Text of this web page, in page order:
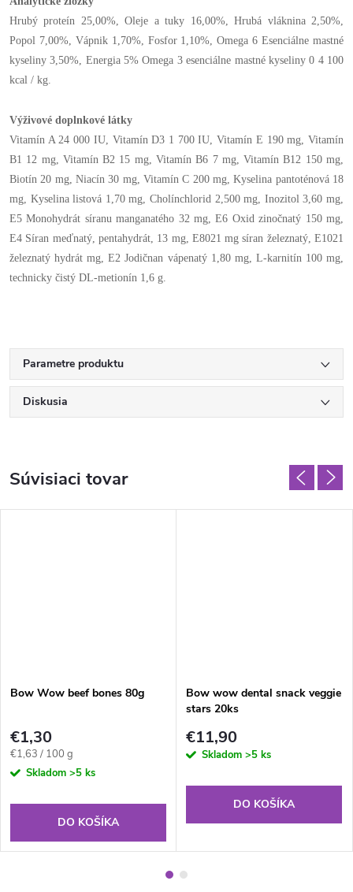
Hrubý proteín 25,00%, Oleje a tuky 16,00%, Hrubá vláknina 2,50%,
Popol 7,00%, Vápnik 1,70%, Fosfor 1,10%, Omega 6 Esenciálne mastné
kyseliny 3,50%, Energia 5% Omega 3 esenciálne mastné kyseliny 0 4 100
kcal / kg.
Výživové doplnkové látky
Vitamín A 24 000 IU, Vitamín D3 1 700 IU, Vitamín E 190 mg, Vitamín
B1 12 mg, Vitamín B2 15 mg, Vitamín B6 7 mg, Vitamín B12 150 mg,
Biotín 20 mg, Niacín 30 mg, Vitamín C 200 mg, Kyselina pantoténová 18
mg, Kyselina listová 1,70 mg, Cholínchlorid 2,500 mg, Inozitol 3,60 mg,
E5 Monohydrát síranu manganatého 32 mg, E6 Oxid zinočnatý 150 mg,
E4 Síran meďnatý, pentahydrát, 13 mg, E8021 mg síran železnatý, E1021
železnatý hydrát mg, E2 Jodičnan vápenatý 1,80 mg, L-karnitín 100 mg,
technicky čistý DL-metionín 1,6 g.
Parametre produktu
Diskusia
Súvisiaci tovar
Bow Wow beef bones 80g
€1,30
Jednotková
cena:
€1,63 / 100 g
Skladom >5 ks
DO KOŠÍKA
Bow wow dental snack veggie
stars 20ks
€11,90
Skladom >5 ks
DO KOŠÍKA